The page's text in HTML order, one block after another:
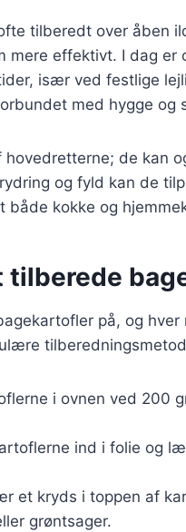
tilberedt over åben
mere effektivt. I dag
især ved festlige
med hygge og
de kan
og fyld kan de
kokke og
tilberede
på, og hver
i ovnen ved 200
ind i folie og
et kryds i toppen af
grøntsager.